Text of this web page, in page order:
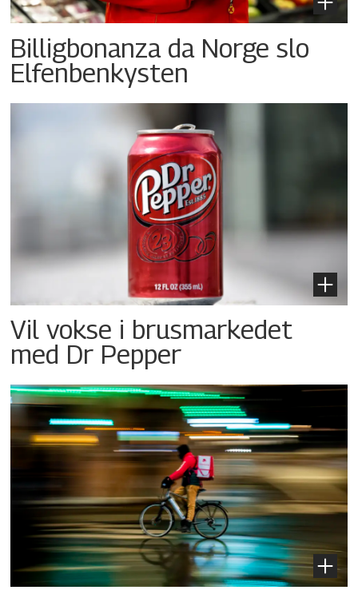
Billigbonanza da Norge slo
Elfenbenkysten
Vil vokse i brusmarkedet
med Dr Pepper